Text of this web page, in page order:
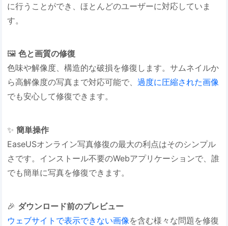
に行うことができ、ほとんどのユーザーに対応していま
す。
🖼️ ​​色と画質の修復​
色味や解像度、構造的な破損を修復します。サムネイルか
ら高解像度の写真まで対応可能で、過度に圧縮された画像
でも安心して修復できます。
✨ ​​簡単操作​
EaseUSオンライン写真修復の最大の利点はそのシンプル
さです。インストール不要のWebアプリケーションで、誰
でも簡単に写真を修復できます。
🎉 ​ ​ダウンロード前のプレビュー​
ウェブサイトで表示できない画像を含む様々な問題を修復